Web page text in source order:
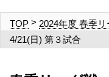
TOP > 2024年度 春季
4/21(日) 第３試合